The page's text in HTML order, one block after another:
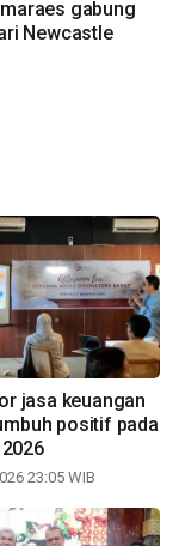
gabung
Newcastle
jasa keuangan
positif pada
23:05 WIB